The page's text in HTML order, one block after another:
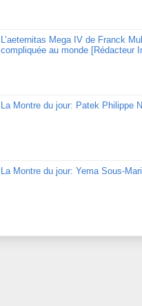
L’aeternitas Mega IV de Franck
compliquée au monde [Rédacteur
La Montre du jour: Patek Philippe
La Montre du jour: Yema Sous-